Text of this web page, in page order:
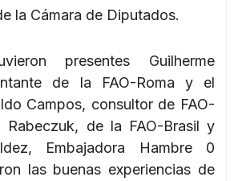
la Cámara de Diputados.
presentes Guilherme
de la FAO-Roma y el
Campos, consultor de FAO-
Rabeczuk, de la FAO-Brasil y
Embajadora Hambre 0
las buenas experiencias de